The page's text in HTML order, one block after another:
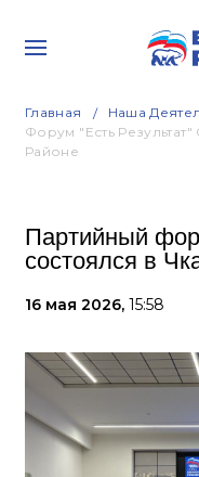
Главная Наша
Форум "Есть
Районе
Партийный
состоялся в
16 мая 2026, 15:58